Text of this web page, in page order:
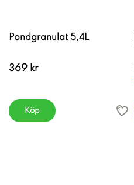
Pondgranulat 5,4L
369 kr
Köp